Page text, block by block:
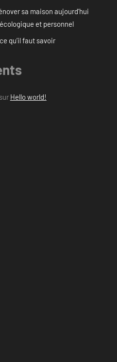
sa maison aujourd’hui
et personnel
qu’il faut savoir
Hello world!